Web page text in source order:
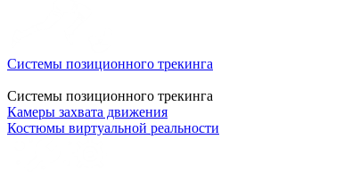
Системы позиционного трекинга
Системы позиционного трекинга
Камеры захвата движения
Костюмы виртуальной реальности